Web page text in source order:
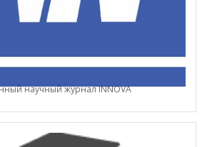
научный журнал INNOVA